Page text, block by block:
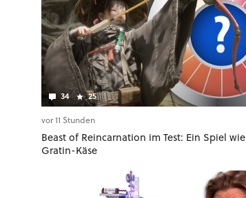
34 25
vor 11 Stunden
Beast of Reincarnation im Test: Ein Spiel wie
Gratin-Käse